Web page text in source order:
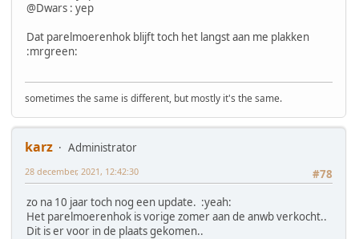
@Dwars : yep
Dat parelmoerenhok blijft toch het langst aan me plakken
:mrgreen:
sometimes the same is different, but mostly it's the same.
karz
Administrator
#78
28 december, 2021, 12:42:30
zo na 10 jaar toch nog een update. :yeah:
Het parelmoerenhok is vorige zomer aan de anwb verkocht..
Dit is er voor in de plaats gekomen..